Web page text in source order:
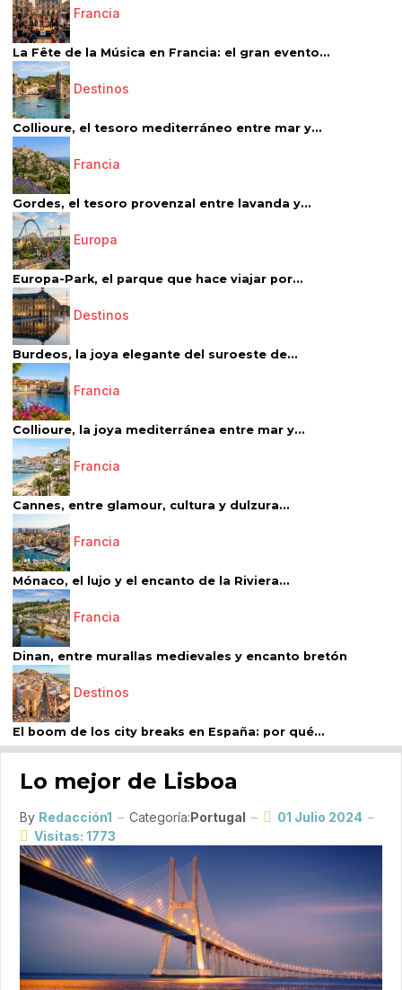
Francia
La Fête de la Música en Francia: el gran evento...
Destinos
Collioure, el tesoro mediterráneo entre mar y...
Francia
Gordes, el tesoro provenzal entre lavanda y...
Europa
Europa-Park, el parque que hace viajar por...
Destinos
Burdeos, la joya elegante del suroeste de...
Francia
Collioure, la joya mediterránea entre mar y...
Francia
Cannes, entre glamour, cultura y dulzura...
Francia
Mónaco, el lujo y el encanto de la Riviera...
Francia
Dinan, entre murallas medievales y encanto bretón
Destinos
El boom de los city breaks en España: por qué...
Lo mejor de Lisboa
By Redacción1 Categoría:Portugal
01 Julio 2024
Visitas: 1773